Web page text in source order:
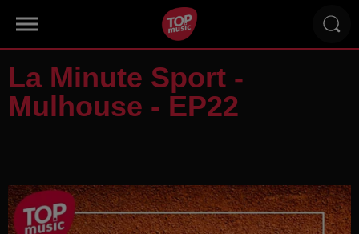
La Minute Sport -
Mulhouse - EP22